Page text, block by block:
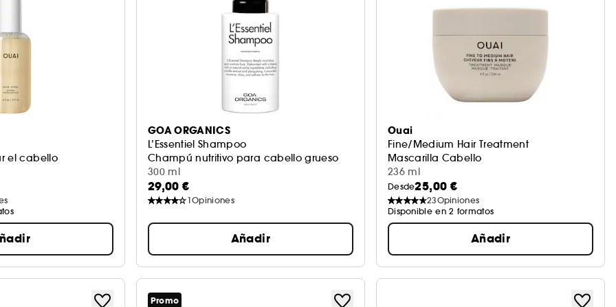
el cabello
GOA ORGANICS
L’Essentiel Shampoo
Champú nutritivo para cabello grueso
300 ml
29,00 €
1Opiniones
Añadir
Ouai
Fine/Medium Hair Treatment
Mascarilla Cabello
236 ml
Desde25,00 €
23Opiniones
Disponible en 2 formatos
Añadir
Promo